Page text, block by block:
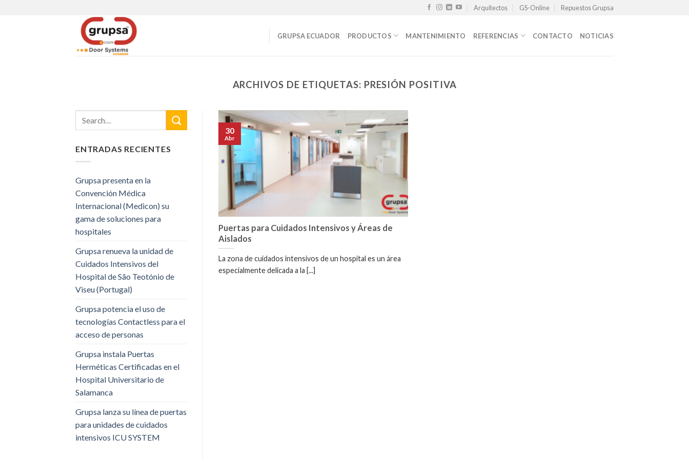
Arquitectos GS-Online Repuestos Grupsa
GRUPSA ECUADOR PRODUCTOS MANTENIMIENTO REFERENCIAS CONTACTO NOTICIAS
ARCHIVOS DE ETIQUETAS: PRESIÓN POSITIVA
ENTRADAS RECIENTES
Grupsa presenta en la
Convención Médica
Internacional (Medicon) su
gama de soluciones para
hospitales
Grupsa renueva la unidad de
Cuidados Intensivos del
Hospital de São Teotónio de
Viseu (Portugal)
Grupsa potencia el uso de
tecnologías Contactless para el
acceso de personas
Grupsa instala Puertas
Herméticas Certificadas en el
Hospital Universitario de
Salamanca
Grupsa lanza su línea de puertas
para unidades de cuidados
intensivos ICU SYSTEM
Puertas para Cuidados Intensivos y Áreas de
Aislados
La zona de cuidados intensivos de un hospital es un área
especialmente delicada a la [...]
30
Abr